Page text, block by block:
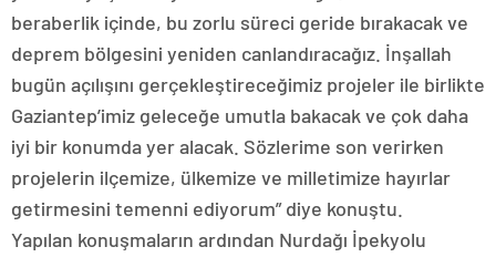
beraberlik içinde, bu zorlu süreci geride bırakacak ve
deprem bölgesini yeniden canlandıracağız. İnşallah
bugün açılışını gerçekleştireceğimiz projeler ile birlikte
Gaziantep’imiz geleceğe umutla bakacak ve çok daha
iyi bir konumda yer alacak. Sözlerime son verirken
projelerin ilçemize, ülkemize ve milletimize hayırlar
getirmesini temenni ediyorum” diye konuştu.
Yapılan konuşmaların ardından Nurdağı İpekyolu